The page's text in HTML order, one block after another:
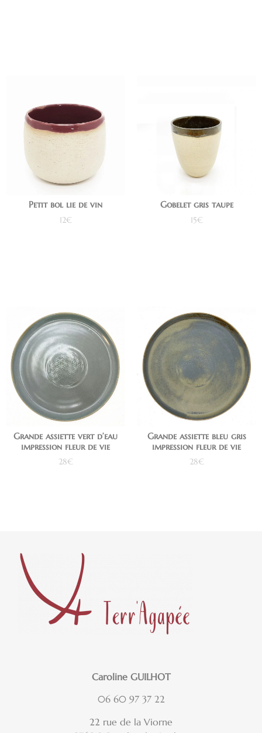
Petit bol lie de vin
12€
Gobelet gris taupe
15€
Grande assiette vert d’eau
impression fleur de vie
28€
Grande assiette bleu gris
impression fleur de vie
28€
Caroline GUILHOT
06 60 97 37 22
22 rue de la Viorne